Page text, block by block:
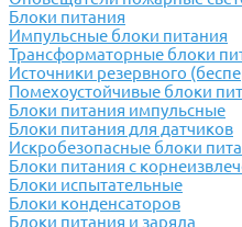
Блоки питания
Импульсные блоки питания
Трансформаторные блоки
Источники резервного
Помехоустойчивые блоки
Блоки питания импульсные
Блоки питания для датчиков
Искробезопасные блоки
Блоки питания с
Блоки испытательные
Блоки конденсаторов
Блоки питания и заряда